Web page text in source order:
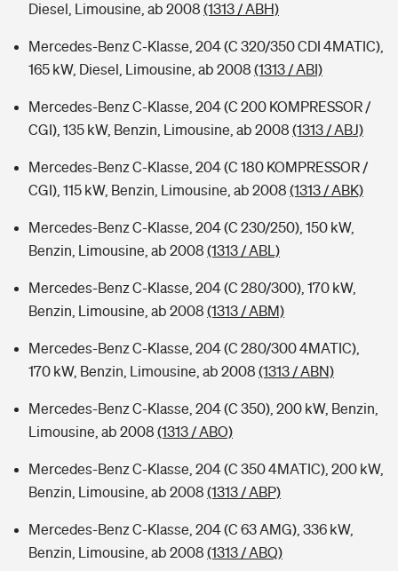
Diesel, Limousine, ab 2008 (1313 / ABH)
Mercedes-Benz C-Klasse, 204 (C 320/350 CDI 4MATIC),
165 kW, Diesel, Limousine, ab 2008 (1313 / ABI)
Mercedes-Benz C-Klasse, 204 (C 200 KOMPRESSOR /
CGI), 135 kW, Benzin, Limousine, ab 2008 (1313 / ABJ)
Mercedes-Benz C-Klasse, 204 (C 180 KOMPRESSOR /
CGI), 115 kW, Benzin, Limousine, ab 2008 (1313 / ABK)
Mercedes-Benz C-Klasse, 204 (C 230/250), 150 kW,
Benzin, Limousine, ab 2008 (1313 / ABL)
Mercedes-Benz C-Klasse, 204 (C 280/300), 170 kW,
Benzin, Limousine, ab 2008 (1313 / ABM)
Mercedes-Benz C-Klasse, 204 (C 280/300 4MATIC),
170 kW, Benzin, Limousine, ab 2008 (1313 / ABN)
Mercedes-Benz C-Klasse, 204 (C 350), 200 kW, Benzin,
Limousine, ab 2008 (1313 / ABO)
Mercedes-Benz C-Klasse, 204 (C 350 4MATIC), 200 kW,
Benzin, Limousine, ab 2008 (1313 / ABP)
Mercedes-Benz C-Klasse, 204 (C 63 AMG), 336 kW,
Benzin, Limousine, ab 2008 (1313 / ABQ)